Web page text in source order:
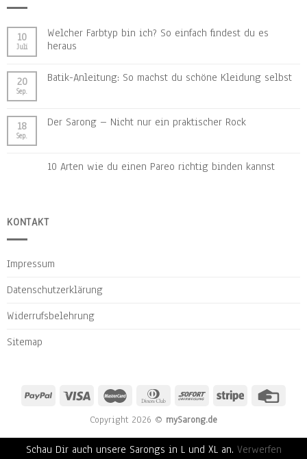
10
Juli
Welcher Farbtyp bin ich? So einfach findest du es
heraus
20
Sep.
Batik-Anleitung: So machst du schöne Kleidung selbst
18
Sep.
Der Sarong – Nicht nur ein praktischer Rock
10 Arten wie du einen Pareo richtig binden kannst
KONTAKT
Impressum
Datenschutzerklärung
Widerrufsbelehrung
Sitemap
Copyright 2026 © mySarong.de
Schau Dir auch unsere Sarongs in L und XL an. Verwerfen